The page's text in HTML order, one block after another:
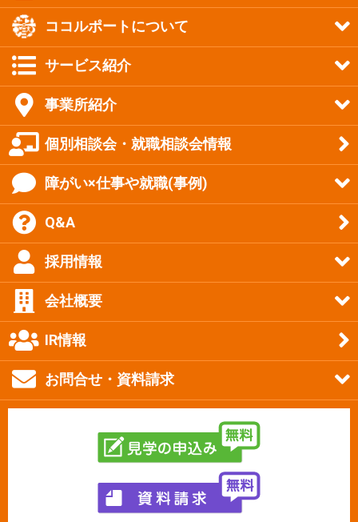
ココルポートについて
サービス紹介
事業所紹介
個別相談会・就職相談会情報
障がい×仕事や就職(事例)
Q&A
採用情報
会社概要
IR情報
お問合せ・資料請求